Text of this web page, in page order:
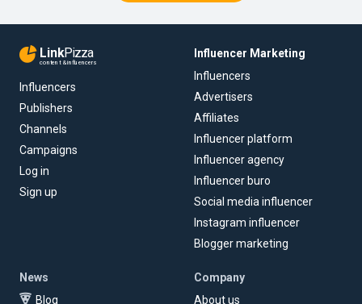
LinkPizza
content & influencers
Influencers
Publishers
Channels
Campaigns
Log in
Sign up
Influencer Marketing
Influencers
Advertisers
Affiliates
Influencer platform
Influencer agency
Influencer buro
Social media influencer
Instagram influencer
Blogger marketing
News
Blog
Company
About us